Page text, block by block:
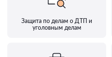
Защита по делам о ДТП и
уголовным делам